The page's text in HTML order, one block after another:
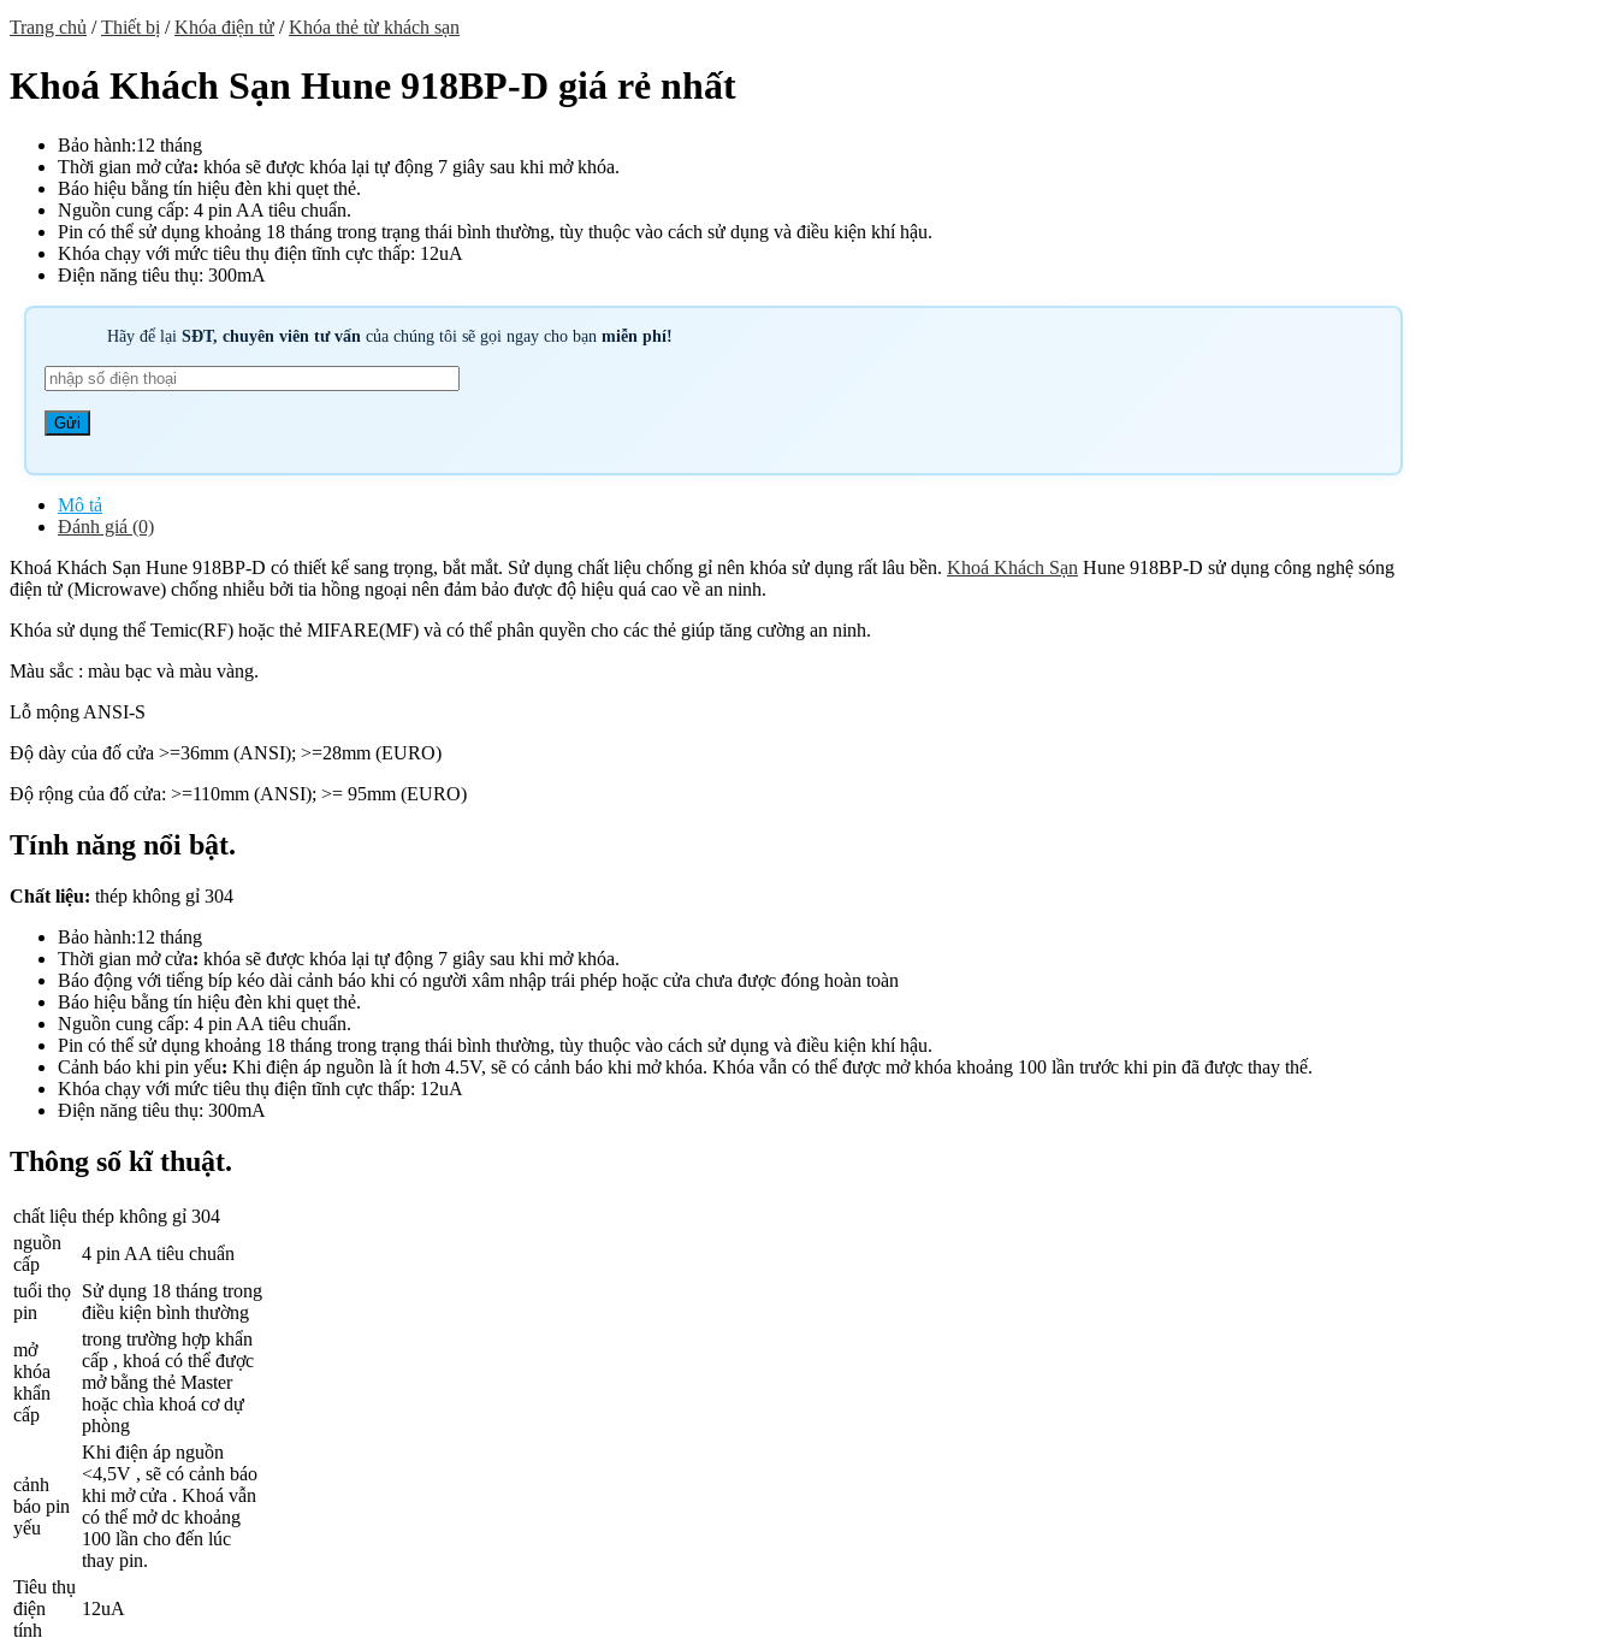
Trang chủ / Thiết bị / Khóa điện tử / Khóa thẻ từ khách sạn
Khoá Khách Sạn Hune 918BP-D giá rẻ nhất
Bảo hành:12 tháng
Thời gian mở cửa: khóa sẽ được khóa lại tự động 7 giây sau khi mở khóa.
Báo hiệu bằng tín hiệu đèn khi quẹt thẻ.
Nguồn cung cấp: 4 pin AA tiêu chuẩn.
Pin có thể sử dụng khoảng 18 tháng trong trạng thái bình thường, tùy thuộc vào cách sử dụng và điều kiện khí hậu.
Khóa chạy với mức tiêu thụ điện tĩnh cực thấp: 12uA
Điện năng tiêu thụ: 300mA
Hãy để lạiSĐT, chuyên viên tư vấncủa chúng tôi sẽ gọi ngay cho bạn miễn phí!
Mô tả
Đánh giá (0)
Khoá Khách Sạn Hune 918BP-D có thiết kế sang trọng, bắt mắt. Sử dụng chất liệu chống gỉ nên khóa sử dụng rất lâu bền. Khoá Khách Sạn Hune 918BP-D sử dụng công nghệ sóng
điện tử (Microwave) chống nhiễu bởi tia hồng ngoại nên đảm bảo được độ hiệu quá cao về an ninh.
Khóa sử dụng thể Temic(RF) hoặc thẻ MIFARE(MF) và có thể phân quyền cho các thẻ giúp tăng cường an ninh.
Màu sắc : màu bạc và màu vàng.
Lỗ mộng ANSI-S
Độ dày của đố cửa >=36mm (ANSI); >=28mm (EURO)
Độ rộng của đố cửa: >=110mm (ANSI); >= 95mm (EURO)
Tính năng nổi bật.
Chất liệu: thép không gỉ 304
Bảo hành:12 tháng
Thời gian mở cửa: khóa sẽ được khóa lại tự động 7 giây sau khi mở khóa.
Báo động với tiếng bíp kéo dài cảnh báo khi có người xâm nhập trái phép hoặc cửa chưa được đóng hoàn toàn
Báo hiệu bằng tín hiệu đèn khi quẹt thẻ.
Nguồn cung cấp: 4 pin AA tiêu chuẩn.
Pin có thể sử dụng khoảng 18 tháng trong trạng thái bình thường, tùy thuộc vào cách sử dụng và điều kiện khí hậu.
Cảnh báo khi pin yếu: Khi điện áp nguồn là ít hơn 4.5V, sẽ có cảnh báo khi mở khóa. Khóa vẫn có thể được mở khóa khoảng 100 lần trước khi pin đã được thay thế.
Khóa chạy với mức tiêu thụ điện tĩnh cực thấp: 12uA
Điện năng tiêu thụ: 300mA
Thông số kĩ thuật.
chất liệu thép không gỉ 304
nguồn
cấp
4 pin AA tiêu chuẩn
tuổi thọ
pin
Sử dụng 18 tháng trong
điều kiện bình thường
mở
khóa
khẩn
cấp
trong trường hợp khẩn
cấp , khoá có thể được
mở bằng thẻ Master
hoặc chìa khoá cơ dự
phòng
cảnh
báo pin
yếu
Khi điện áp nguồn
<4,5V , sẽ có cảnh báo
khi mở cửa . Khoá vẫn
có thể mở dc khoảng
100 lần cho đến lúc
thay pin.
Tiêu thụ
điện
tính
12uA